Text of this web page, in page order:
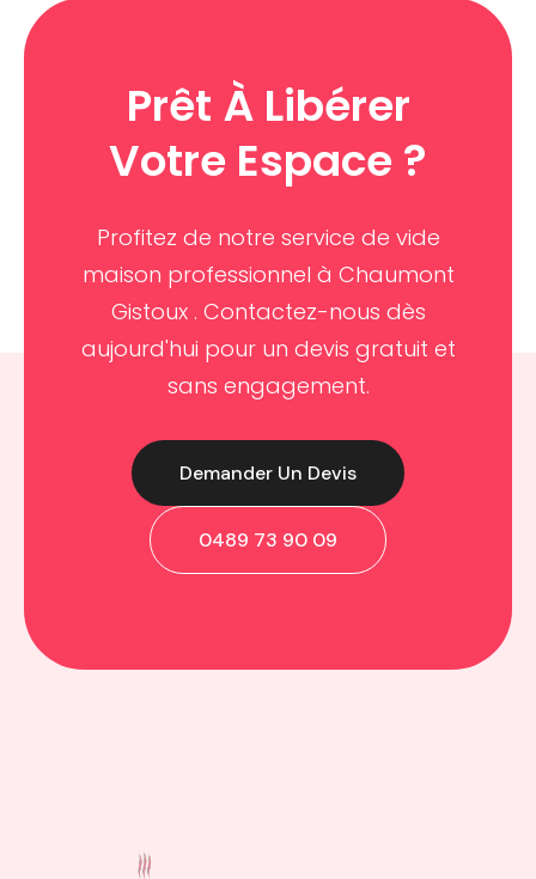
Prêt À Libérer
Votre Espace ?
Profitez de notre service de vide
maison professionnel à Chaumont
Gistoux . Contactez-nous dès
aujourd'hui pour un devis gratuit et
sans engagement.
Demander Un Devis
0489 73 90 09